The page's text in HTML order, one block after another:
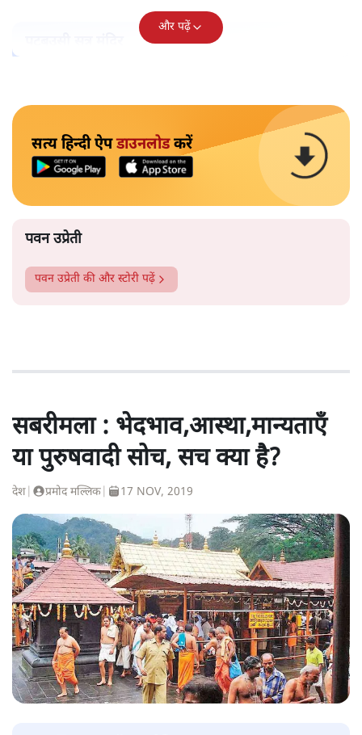
और पढ़ें
सत्य हिन्दी ऐपडाउनलोडकरें
पवन उप्रेती
पवन उप्रेती की और स्टोरी पढ़ें
सबरीमला : भेदभाव,आस्था,मान्यताएँ
या पुरुषवादी सोच, सच क्या है?
देश प्रमोद मल्लिक 17 NOV, 2019